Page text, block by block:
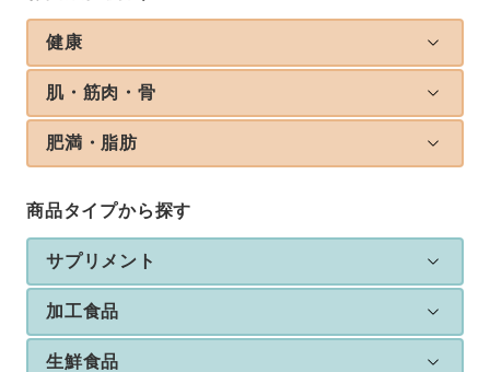
健康
肌・筋肉・骨
肥満・脂肪
商品タイプから探す
サプリメント
加工食品
生鮮食品